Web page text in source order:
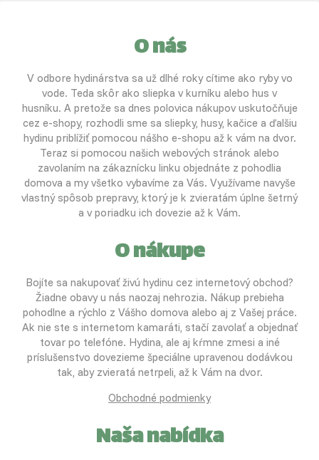
O nás
V odbore hydinárstva sa už dlhé roky cítime ako ryby vo
vode. Teda skôr ako sliepka v kurníku alebo hus v
husníku. A pretože sa dnes polovica nákupov uskutočňuje
cez e-shopy, rozhodli sme sa sliepky, husy, kačice a ďalšiu
hydinu priblížiť pomocou nášho e-shopu až k vám na dvor.
Teraz si pomocou našich webových stránok alebo
zavolaním na zákaznícku linku objednáte z pohodlia
domova a my všetko vybavíme za Vás. Využívame navyše
vlastný spôsob prepravy, ktorý je k zvieratám úplne šetrný
a v poriadku ich dovezie až k Vám.
O nákupe
Bojíte sa nakupovať živú hydinu cez internetový obchod?
Žiadne obavy u nás naozaj nehrozia. Nákup prebieha
pohodlne a rýchlo z Vášho domova alebo aj z Vašej práce.
Ak nie ste s internetom kamaráti, stačí zavolať a objednať
tovar po telefóne. Hydina, ale aj kŕmne zmesi a iné
príslušenstvo dovezieme špeciálne upravenou dodávkou
tak, aby zvieratá netrpeli, až k Vám na dvor.
Obchodné podmienky
Naša nabídka